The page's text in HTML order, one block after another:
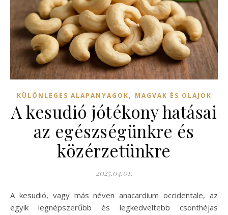
KÜLÖNLEGES ALAPANYAGOK, MAGVAK ÉS OLAJOK
A kesudió jótékony hatásai
az egészségünkre és
közérzetünkre
2025.04.01.
A kesudió, vagy más néven anacardium occidentale, az
egyik legnépszerűbb és legkedveltebb csonthéjas